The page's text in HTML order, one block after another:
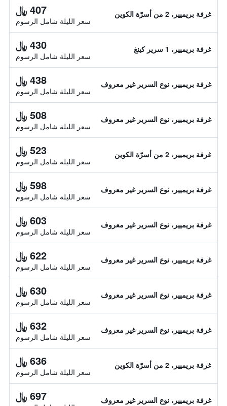
غرفة بريميير، 2 من أسرّة الكوين 407 ﷼
سعر الليلة شامل الرسوم
غرفة بريميير، 1 سرير كينغ 430 ﷼
سعر الليلة شامل الرسوم
غرفة بريميير، نوع السرير غير معروف 438 ﷼
سعر الليلة شامل الرسوم
غرفة بريميير، نوع السرير غير معروف 508 ﷼
سعر الليلة شامل الرسوم
غرفة بريميير، 2 من أسرّة الكوين 523 ﷼
سعر الليلة شامل الرسوم
غرفة بريميير، نوع السرير غير معروف 598 ﷼
سعر الليلة شامل الرسوم
غرفة بريميير، نوع السرير غير معروف 603 ﷼
سعر الليلة شامل الرسوم
غرفة بريميير، نوع السرير غير معروف 622 ﷼
سعر الليلة شامل الرسوم
غرفة بريميير، نوع السرير غير معروف 630 ﷼
سعر الليلة شامل الرسوم
غرفة بريميير، نوع السرير غير معروف 632 ﷼
سعر الليلة شامل الرسوم
غرفة بريميير، 2 من أسرّة الكوين 636 ﷼
سعر الليلة شامل الرسوم
غرفة بريميير، نوع السرير غير معروف 697 ﷼